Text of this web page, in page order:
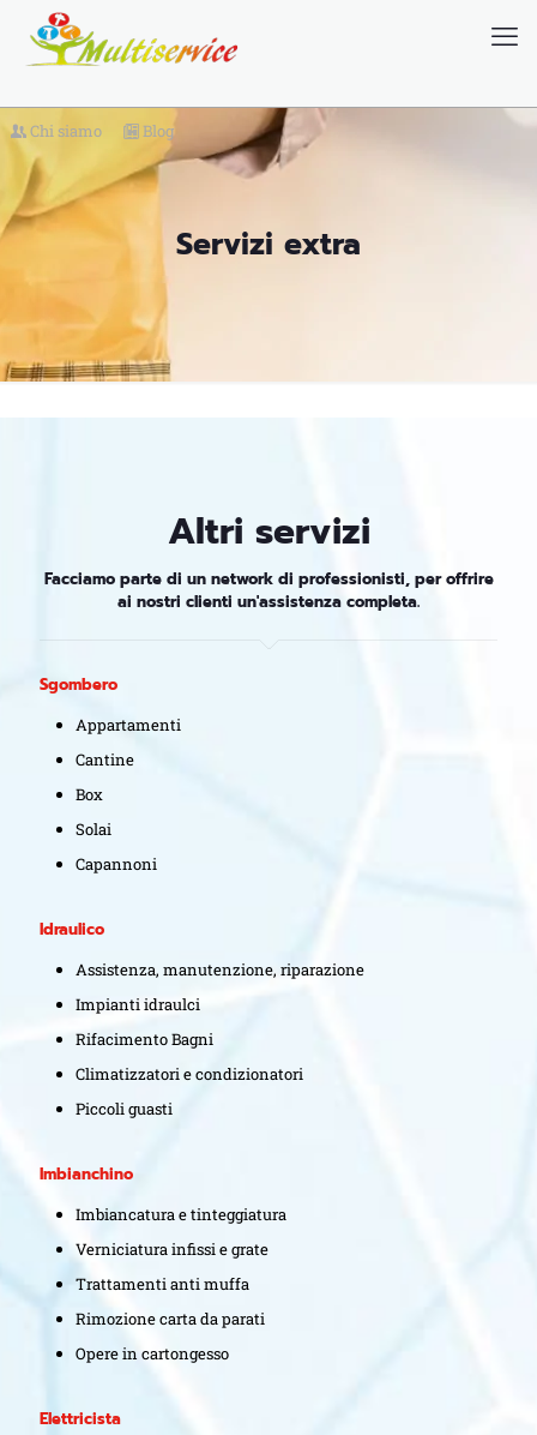
Chi siamo Blog
Servizi extra
Altri servizi
Facciamo parte di un network di professionisti, per offrire
ai nostri clienti un'assistenza completa.
Sgombero
Appartamenti
Cantine
Box
Solai
Capannoni
Idraulico
Assistenza, manutenzione, riparazione
Impianti idraulci
Rifacimento Bagni
Climatizzatori e condizionatori
Piccoli guasti
Imbianchino
Imbiancatura e tinteggiatura
Verniciatura infissi e grate
Trattamenti anti muffa
Rimozione carta da parati
Opere in cartongesso
Elettricista